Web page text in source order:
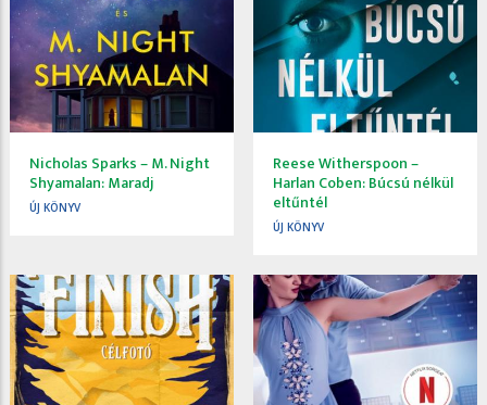
Nicholas Sparks – M. Night
Shyamalan: Maradj
ÚJ KÖNYV
Reese Witherspoon –
Harlan Coben: Búcsú nélkül
eltűntél
ÚJ KÖNYV